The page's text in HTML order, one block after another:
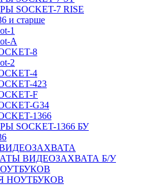
SOCKET-7 RISE
и старше
1
A
8
2
4
423
F
G34
1366
SOCKET-1366 БУ
ВИДЕОЗАХВАТА Б/У
НОУТБУКОВ